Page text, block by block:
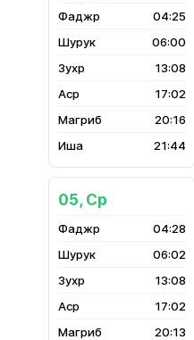
04:25
06:00
13:08
17:02
20:16
21:44
05, Ср
04:28
06:02
13:08
17:02
20:13